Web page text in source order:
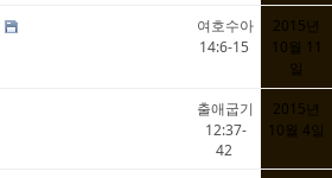
여호수아
14:6-15
2015년
10월 11
일
출애굽기
12:37-
42
2015년
10월 4일